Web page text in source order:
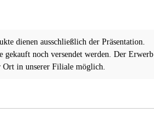
dienen ausschließlich der Präsentation.
gekauft noch versendet werden. Der Erwerb
Ort in unserer Filiale möglich.